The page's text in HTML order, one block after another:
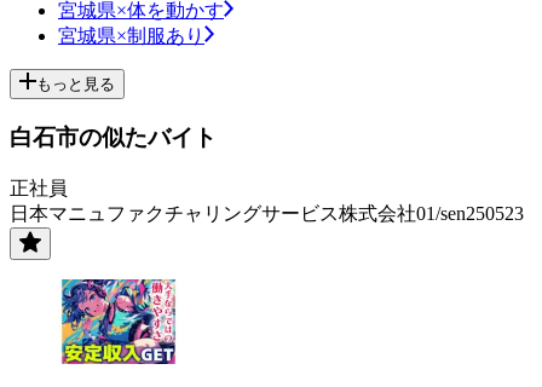
宮城県×体を動かす
宮城県×制服あり
もっと見る
白石市の似たバイト
正社員
日本マニュファクチャリングサービス株式会社01/sen250523